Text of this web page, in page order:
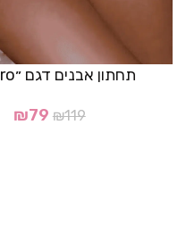
תחתון אבנים דגם ״Pietro״
₪119
₪79